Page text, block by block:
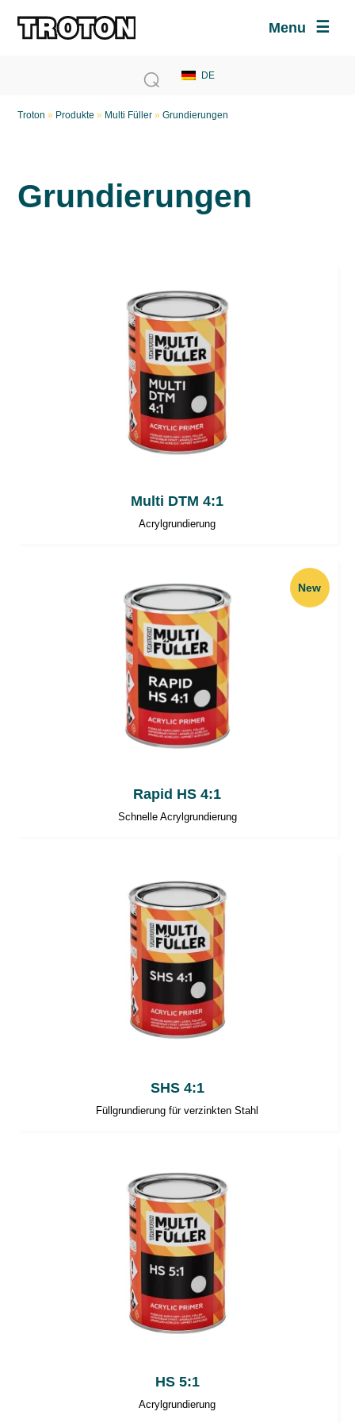
Menu
Troton » Produkte » Multi Füller »Grundierungen
Grundierungen
Multi DTM 4:1
Acrylgrundierung
Rapid HS 4:1
Schnelle Acrylgrundierung
New
SHS 4:1
Füllgrundierung für verzinkten Stahl
HS 5:1
Acrylgrundierung